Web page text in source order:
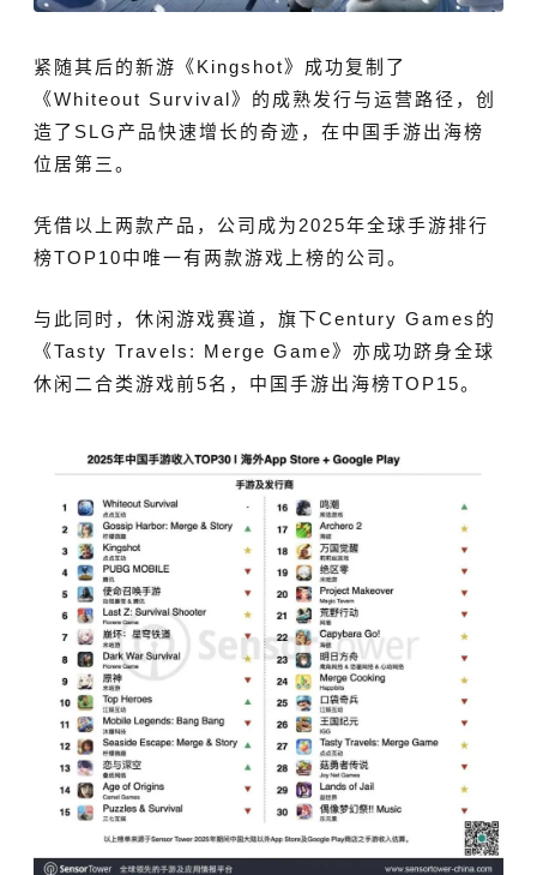
紧随其后的新游 《 Kingshot‌》 成功复制了
《Whiteout Survival》 的成熟发行与运营路径，创
造了SLG产品快速增长的奇迹，在中国手游出海榜
位居第三。
凭借以上两款产品，公司成为2025年全球手游排行
榜TOP10中唯一有两款游戏上榜的公司。
与此同时，休闲游戏赛道， 旗下Century Games的
《Tasty Travels: Merge Game》亦成功跻身全球
休闲二合类游戏前5名，中国手游出海榜TOP15。